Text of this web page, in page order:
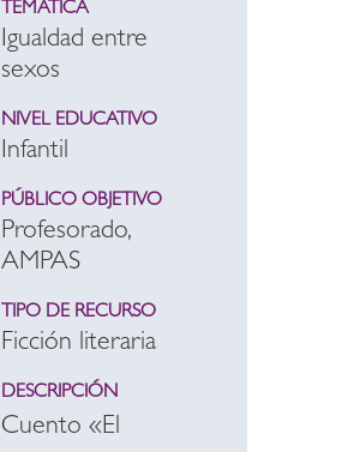
TEMÁTICA
Igualdad entre
sexos
NIVEL EDUCATIVO
Infantil
PÚBLICO OBJETIVO
Profesorado,
AMPAS
TIPO DE RECURSO
Ficción literaria
DESCRIPCIÓN
Cuento «El